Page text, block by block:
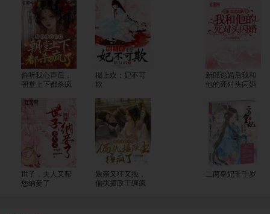
偷听我心声后，
朝堂上下都杀疯
榻上欢：妃不可
欺
新郎逃婚后我和
他的死对头闪婚
世子，夫人又帮
您纳妾了
娘亲又狂又拽，
偏执摄政王缠疯
二两皇妃千千岁